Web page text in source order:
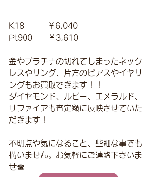
K18　　　￥6,040
Pt900　　￥3,610
金やプラチナの切れてしまったネック
レスやリング、片方のピアスやイヤリ
ングもお買取できます！！
ダイヤモンド、ルビー、エメラルド、
サファイアも査定額に反映させていた
だきます！！
不明点や気になること、些細な事でも
構いません。お気軽にご連絡下さいま
せ☎